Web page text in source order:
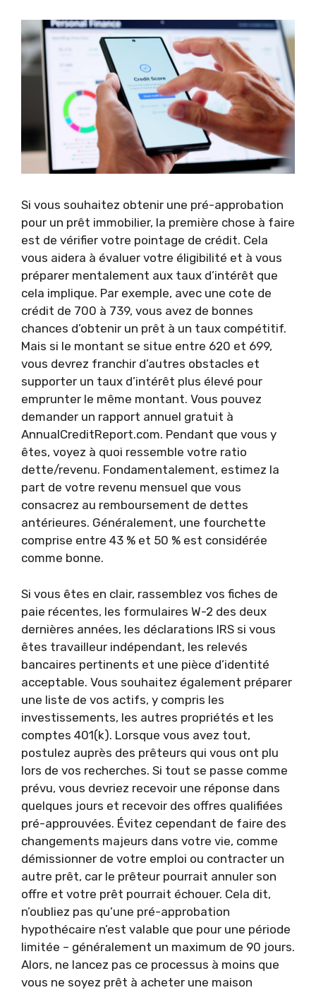
Si vous souhaitez obtenir une pré-approbation
pour un prêt immobilier, la première chose à faire
est de vérifier votre pointage de crédit. Cela
vous aidera à évaluer votre éligibilité et à vous
préparer mentalement aux taux d’intérêt que
cela implique. Par exemple, avec une cote de
crédit de 700 à 739, vous avez de bonnes
chances d’obtenir un prêt à un taux compétitif.
Mais si le montant se situe entre 620 et 699,
vous devrez franchir d’autres obstacles et
supporter un taux d’intérêt plus élevé pour
emprunter le même montant. Vous pouvez
demander un rapport annuel gratuit à
AnnualCreditReport.com. Pendant que vous y
êtes, voyez à quoi ressemble votre ratio
dette/revenu. Fondamentalement, estimez la
part de votre revenu mensuel que vous
consacrez au remboursement de dettes
antérieures. Généralement, une fourchette
comprise entre 43 % et 50 % est considérée
comme bonne.
Si vous êtes en clair, rassemblez vos fiches de
paie récentes, les formulaires W-2 des deux
dernières années, les déclarations IRS si vous
êtes travailleur indépendant, les relevés
bancaires pertinents et une pièce d’identité
acceptable. Vous souhaitez également préparer
une liste de vos actifs, y compris les
investissements, les autres propriétés et les
comptes 401(k). Lorsque vous avez tout,
postulez auprès des prêteurs qui vous ont plu
lors de vos recherches. Si tout se passe comme
prévu, vous devriez recevoir une réponse dans
quelques jours et recevoir des offres qualifiées
pré-approuvées. Évitez cependant de faire des
changements majeurs dans votre vie, comme
démissionner de votre emploi ou contracter un
autre prêt, car le prêteur pourrait annuler son
offre et votre prêt pourrait échouer. Cela dit,
n’oubliez pas qu’une pré-approbation
hypothécaire n’est valable que pour une période
limitée – généralement un maximum de 90 jours.
Alors, ne lancez pas ce processus à moins que
vous ne soyez prêt à acheter une maison